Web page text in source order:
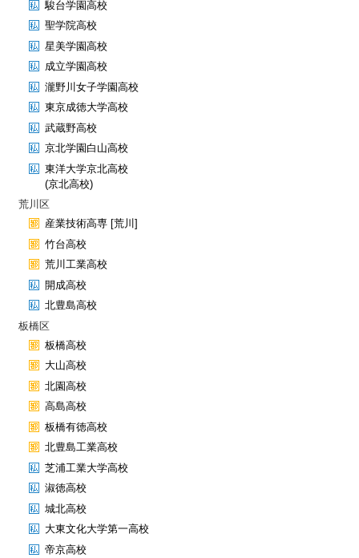
駿台学園高校
聖学院高校
星美学園高校
成立学園高校
瀧野川女子学園高校
東京成徳大学高校
武蔵野高校
京北学園白山高校
東洋大学京北高校
(京北高校)
荒川区
産業技術高専 [荒川]
竹台高校
荒川工業高校
開成高校
北豊島高校
板橋区
板橋高校
大山高校
北園高校
高島高校
板橋有徳高校
北豊島工業高校
芝浦工業大学高校
淑徳高校
城北高校
大東文化大学第一高校
帝京高校